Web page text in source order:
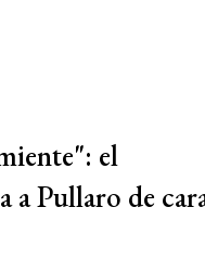
el
a Pullaro de